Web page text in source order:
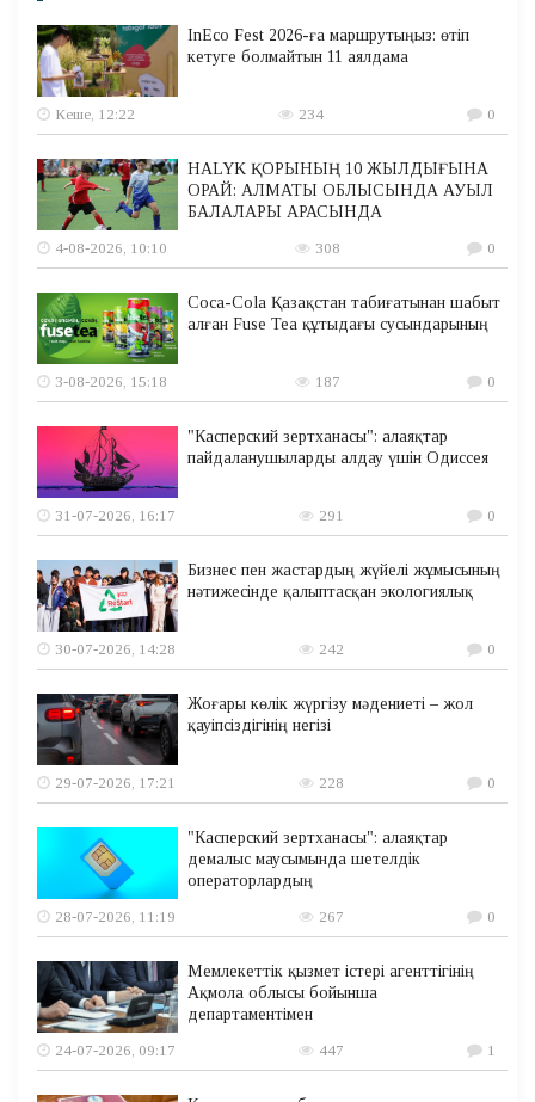
InEco Fest 2026-ға маршрутыңыз: өтіп
кетуге болмайтын 11 аялдама
Кеше, 12:22 234 0
HALYK ҚОРЫНЫҢ 10 ЖЫЛДЫҒЫНА
ОРАЙ: АЛМАТЫ ОБЛЫСЫНДА АУЫЛ
БАЛАЛАРЫ АРАСЫНДА
4-08-2026, 10:10
308 0
Coca-Cola Қазақстан табиғатынан шабыт
алған Fuse Tea құтыдағы сусындарының
3-08-2026, 15:18 187 0
"Касперский зертханасы": алаяқтар
пайдаланушыларды алдау үшін Одиссея
31-07-2026, 16:17 291 0
Бизнес пен жастардың жүйелі жұмысының
нәтижесінде қалыптасқан экологиялық
30-07-2026, 14:28 242 0
Жоғары көлік жүргізу мәдениеті – жол
қауіпсіздігінің негізі
29-07-2026, 17:21 228 0
"Касперский зертханасы": алаяқтар
демалыс маусымында шетелдік
операторлардың
28-07-2026, 11:19
267 0
Мемлекеттік қызмет істері агенттігінің
Ақмола облысы бойынша
департаментімен
24-07-2026, 09:17
447 1